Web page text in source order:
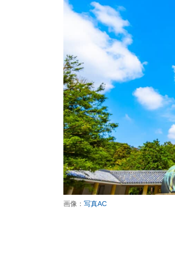
画像： 写真AC